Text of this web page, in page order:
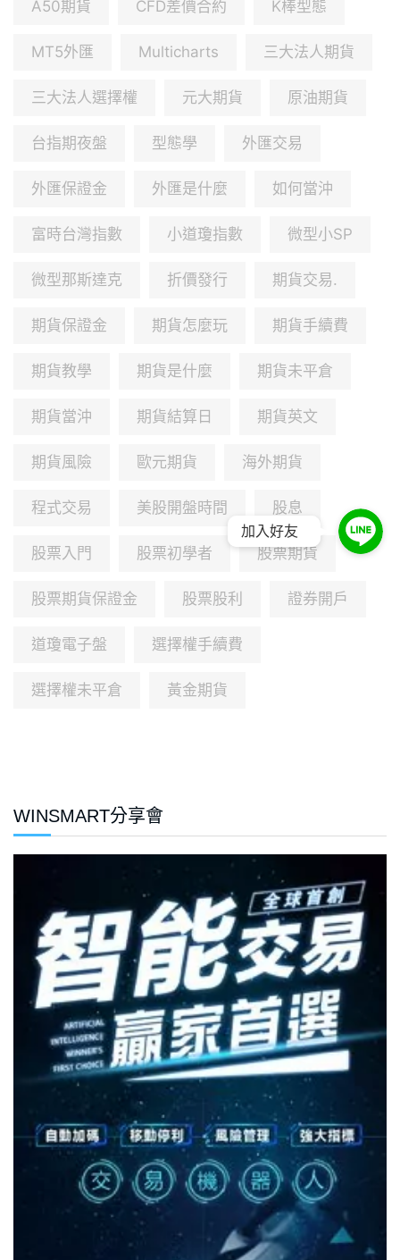
A50期貨 CFD差價合約 K棒型態
MT5外匯 Multicharts 三大法人期貨
三大法人選擇權 元大期貨 原油期貨
台指期夜盤 型態學 外匯交易
外匯保證金 外匯是什麼 如何當沖
富時台灣指數 小道瓊指數 微型小SP
微型那斯達克 折價發行 期貨交易.
期貨保證金 期貨怎麼玩 期貨手續費
期貨教學 期貨是什麼 期貨未平倉
期貨當沖 期貨結算日 期貨英文
期貨風險 歐元期貨 海外期貨
程式交易 美股開盤時間 股息
股票入門 股票初學者 股票期貨
股票期貨保證金 股票股利 證券開戶
道瓊電子盤 選擇權手續費
選擇權未平倉 黃金期貨
WINSMART分享會
加入好友